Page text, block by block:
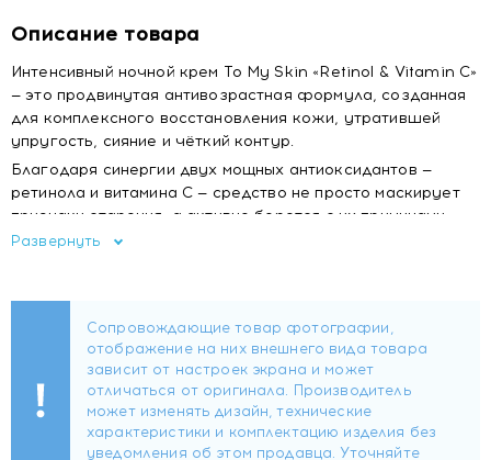
Описание товара
Интенсивный ночной крем To My Skin «Retinol & Vitamin C»
— это продвинутая антивозрастная формула, созданная
для комплексного восстановления кожи, утратившей
упругость, сияние и чёткий контур.
Благодаря синергии двух мощных антиоксидантов —
ретинола и витамина С — средство не просто маскирует
признаки старения, а активно борется с их причинами,
стимулируя естественные процессы обновления и
потере тонуса или первым морщинам.
Его действие направлено на разглаживание мелких и
глубоких морщин, укрепление овала лица, выравнивание
текстуры и осветление тусклого тона — всё это в
сочетании с глубоким увлажнением и укреплением
Развернуть